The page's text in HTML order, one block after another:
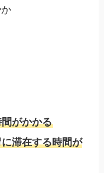
がかかる
滞在する時間が